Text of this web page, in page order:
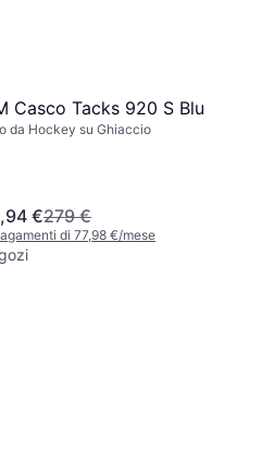
Casco Tacks 920 S Blu
da Hockey su Ghiaccio
€279 €
di 77,98 €/mese